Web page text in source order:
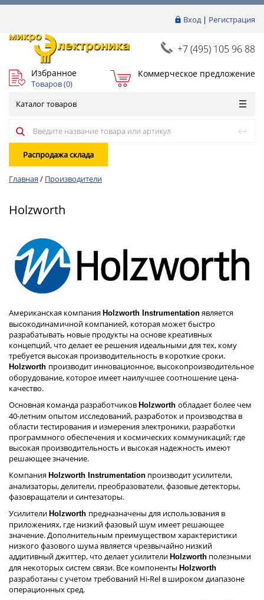
Вход| Регистрация
+7 (495) 105 96 88
Избранное
Товаров (0)
Коммерческое предложение
Каталог товаров
Распродажа склада
Главная / Производители
Holzworth
Американская компания Holzworth Instrumentation является
высокодинамичной компанией, которая может быстро
разрабатывать новые продукты на основе креативных
концепций, что делает ее решения идеальными для тех, кому
требуется высокая производительность в короткие сроки.
Holzworth производит инновационное, высокопроизводительное
оборудование, которое имеет наилучшее соотношение цена-
качество.
Основная команда разработчиков Holzworth обладает более чем
40-летним опытом исследований, разработок и производства в
области тестирования и измерения электроники, разработки
программного обеспечения и космических коммуникаций; где
высокая производительность и высокая надежность имеют
решающее значение.
Компания Holzworth Instrumentation производит усилители,
анализаторы, делители, преобразователи, фазовые детекторы,
фазовращатели и синтезаторы.
Усилители Holzworth предназначены для использования в
приложениях, где низкий фазовый шум имеет решающее
значение. Дополнительным преимуществом характеристики
низкого фазового шума является чрезвычайно низкий
аддитивный джиттер, что делает усилители Holzworth полезными
для некоторых систем связи. Все компоненты Holzworth
разработаны с учетом требований Hi-Rel в широком диапазоне
операционных сред.